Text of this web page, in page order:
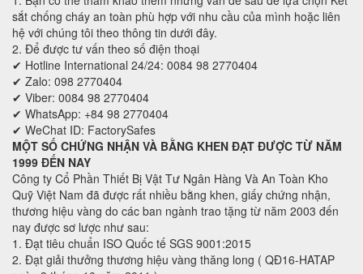
sắt chống cháy an toàn phù hợp với nhu cầu của mình hoặc liên
hệ với chúng tôi theo thông tin dưới đây.
2. Để được tư vấn theo số điện thoại
✔ Hotline International 24/24: 0084 98 2770404
✔ Zalo: 098 2770404
✔ Viber: 0084 98 2770404
✔ WhatsApp: +84 98 2770404
✔ WeChat ID: FactorySafes
MỘT SỐ CHỨNG NHẬN VÀ BẰNG KHEN ĐẠT ĐƯỢC TỪ NĂM
1999 ĐẾN NAY
Công ty Cổ Phần Thiết Bị Vật Tư Ngân Hàng Và An Toàn Kho
Quỹ Việt Nam đã được rất nhiều bằng khen, giấy chứng nhận,
thương hiệu vàng do các ban ngành trao tặng từ năm 2003 đến
nay được sơ lược như sau:
1. Đạt tiêu chuẩn ISO Quốc tế SGS 9001:2015
2. Đạt giải thưởng thương hiệu vàng thăng long ( QĐ16-HATAP